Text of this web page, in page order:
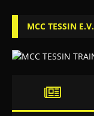
MCC TESSIN E.V.